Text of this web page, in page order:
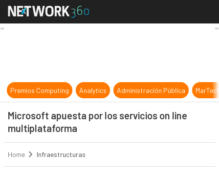
Microsoft apuesta por los
Premios Computing Analytics Administración Pública
Microsoft apuesta por los servicios on line
multiplataforma
Home Infraestructuras